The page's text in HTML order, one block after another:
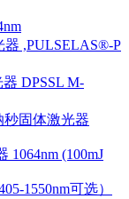
,PULSELAS®-P
DPSSL M-
固体激光器
1064nm (100mJ
1550nm可选）